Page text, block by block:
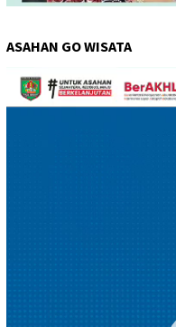
ASAHAN GO WISATA
Pemutar
Video